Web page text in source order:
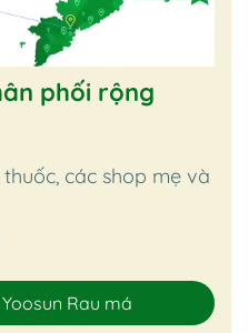
phối rộng
các shop mẹ và
Rau má